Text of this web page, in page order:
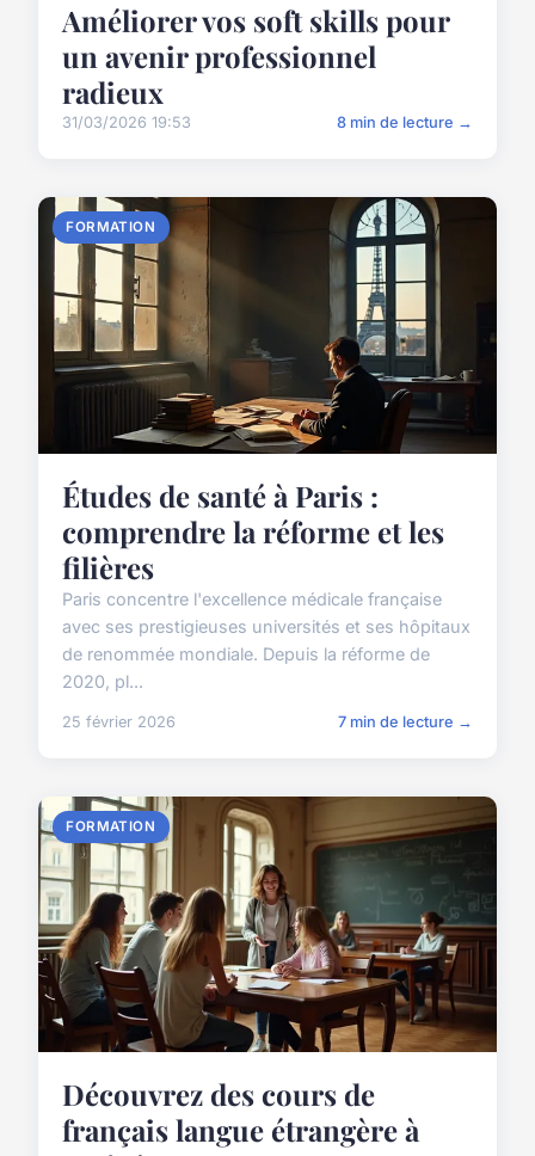
Améliorer vos soft skills pour
un avenir professionnel
radieux
31/03/2026 19:53 8 min de lecture →
FORMATION
Études de santé à Paris :
comprendre la réforme et les
filières
Paris concentre l'excellence médicale française
avec ses prestigieuses universités et ses hôpitaux
de renommée mondiale. Depuis la réforme de
2020, pl...
25 février 2026 7 min de lecture →
FORMATION
Découvrez des cours de
français langue étrangère à